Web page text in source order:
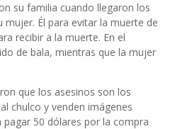
su familia cuando llegaron los
mujer. Él para evitar la muerte de
recibir a la muerte. En el
de bala, mientras que la mujer
que los asesinos son los
chulco y venden imágenes
50 dólares por la compra